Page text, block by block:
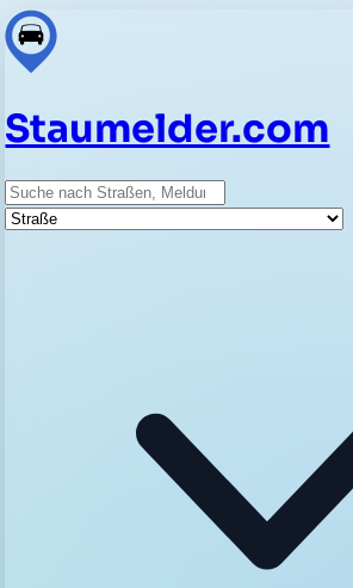
Staumelder.com
Suche
Straße